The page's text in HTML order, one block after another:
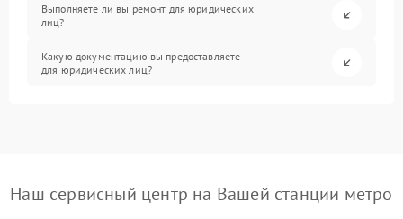
Выполняете ли вы ремонт для юридических
лиц?
Какую документацию вы предоставляете
для юридических лиц?
Наш сервисный центр на Вашей станции метро